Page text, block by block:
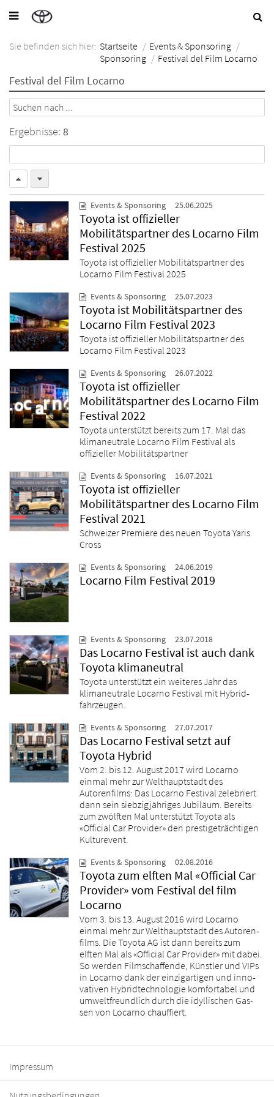
Sie befinden sich hier: Startseite / Events & Sponsoring /
Sponsoring / Festival del Film Locarno
Festival del Film Locarno
Ergebnisse: 8
Events & Sponsoring 25.06.2025
Toyota ist offizieller
Mobilitätspartner des Locarno Film
Festival 2025
Toyota ist offizieller Mobilitätspartner des
Locarno Film Festival 2025
Events & Sponsoring 25.07.2023
Toyota ist Mobilitätspartner des
Locarno Film Festival 2023
Toyota ist offizieller Mobilitätspartner des
Locarno Film Festival 2023
Events & Sponsoring 26.07.2022
Toyota ist offizieller
Mobilitätspartner des Locarno Film
Festival 2022
Toyota unterstützt bereits zum 17. Mal das
klimaneutrale Locarno Film Festival als
offizieller Mobilitätspartner
Events & Sponsoring 16.07.2021
Toyota ist offizieller
Mobilitätspartner des Locarno Film
Festival 2021
Schweizer Premiere des neuen Toyota Yaris
Cross
Events & Sponsoring 24.06.2019
Locarno Film Festival 2019
Events & Sponsoring 23.07.2018
Das Locarno Festival ist auch dank
Toyota klimaneutral
Toyota unterstützt ein weiteres Jahr das
klimaneutrale Locarno Festival mit Hybrid-
fahrzeugen.
Events & Sponsoring 27.07.2017
Das Locarno Festival setzt auf
Toyota Hybrid
Vom 2. bis 12. August 2017 wird Locarno
einmal mehr zur Welthauptstadt des
Autorenfilms: Das Locarno Festival zelebriert
dann sein siebzigjähriges Jubiläum. Bereits
zum zwölften Mal unterstützt Toyota als
«Official Car Provider» den prestigeträchtigen
Kulturevent.
Events & Sponsoring 02.08.2016
Toyota zum elften Mal «Official Car
Provider» vom Festival del film
Locarno
Vom 3. bis 13. August 2016 wird Locarno
einmal mehr zur Welthauptstadt des Autoren-
films. Die Toyota AG ist dann bereits zum
elften Mal als «Official Car Provider» mit dabei.
So werden Filmschaffende, Künstler und VIPs
in Locarno dank der einzigartigen und inno-
vativen Hybridtechnologie komfortabel und
umweltfreundlich durch die idyllischen Gas-
sen von Locarno chauffiert.
Impressum